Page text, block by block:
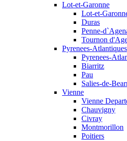
Lot-et-Garonne
Lot-et-
Duras
Penne-
Tournon
Pyrenees-Atlantiques
Pyrenees-
Biarritz
Pau
Salies-de-
Vienne
Vienne
Chauvigny
Civray
Montmorillon
Poitiers